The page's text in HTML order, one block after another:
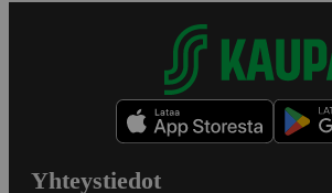
Yhteystiedot